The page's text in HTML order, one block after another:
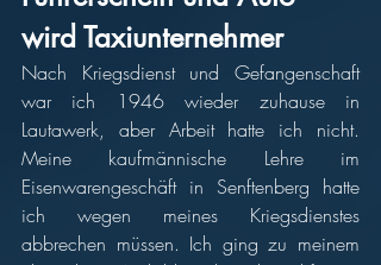
wird Taxiunternehmer
Nach Kriegsdienst und Gefangenschaft
war ich 1946 wieder zuhause in
Lautawerk, aber Arbeit hatte ich nicht.
Meine kaufmännische Lehre im
Eisenwarengeschäft in Senftenberg hatte
ich wegen meines Kriegsdienstes
abbrechen müssen. Ich ging zu meinem